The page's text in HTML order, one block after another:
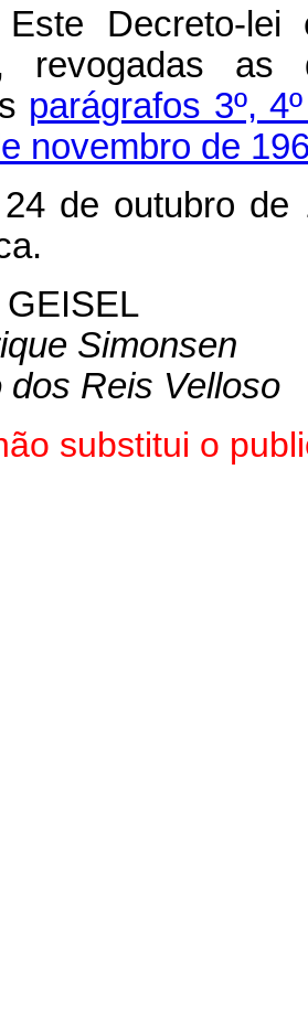
Decreto-
revogadas
parágrafos 3º,
novembro de
de outubro de
Simonsen
dos Reis Velloso
substitui o